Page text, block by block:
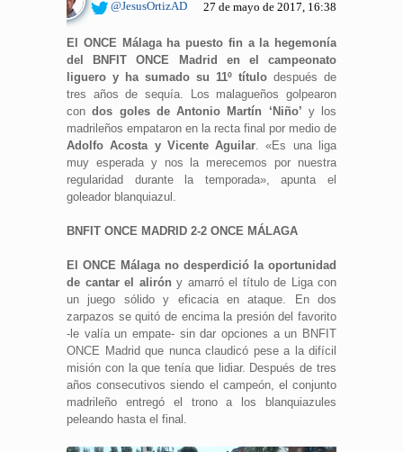
@JesusOrtizAD
27 de mayo de 2017, 16:38
El ONCE Málaga ha puesto fin a la hegemonía
del BNFIT ONCE Madrid en el campeonato
liguero y ha sumado su 11º título después de
tres años de sequía. Los malagueños golpearon
condos goles de Antonio Martín ‘Niño’ y los
madrileños empataron en la recta final por medio de
Adolfo Acosta y Vicente Aguilar. «Es una liga
muy esperada y nos la merecemos por nuestra
regularidad durante la temporada», apunta el
goleador blanquiazul.
BNFIT ONCE MADRID 2-2 ONCE MÁLAGA
El ONCE Málaga no desperdició la oportunidad
de cantar el alirón y amarró el título de Liga con
un juego sólido y eficacia en ataque. En dos
zarpazos se quitó de encima la presión del favorito
-le valía un empate- sin dar opciones a un BNFIT
ONCE Madrid que nunca claudicó pese a la difícil
misión con la que tenía que lidiar. Después de tres
años consecutivos siendo el campeón, el conjunto
madrileño entregó el trono a los blanquiazules
peleando hasta el final.